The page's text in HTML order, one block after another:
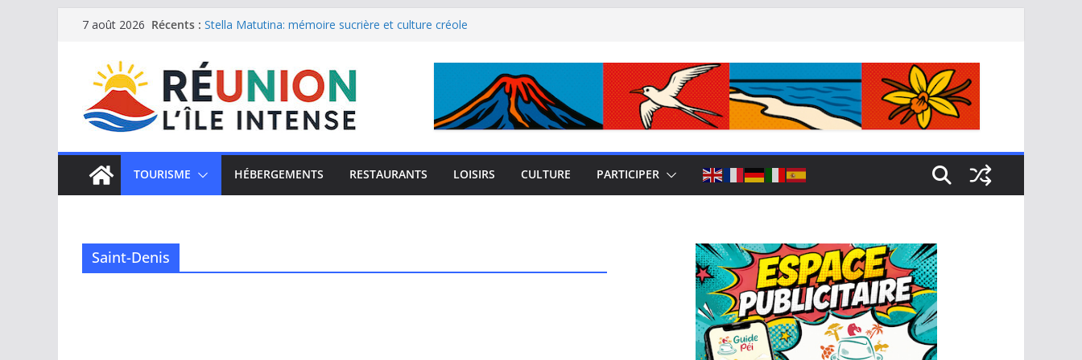
Passer
contenu
7 août 2026 Récents : Stella Matutina: mémoire sucrière et culture créole
Le samoussa de La Réunion, emblème de l’île intense
Le Musée du sel de Saint Leu: site culturel à découvrir
TOURISME HÉBERGEMENTS RESTAURANTS LOISIRS CULTURE PARTICIPER
Saint-Denis